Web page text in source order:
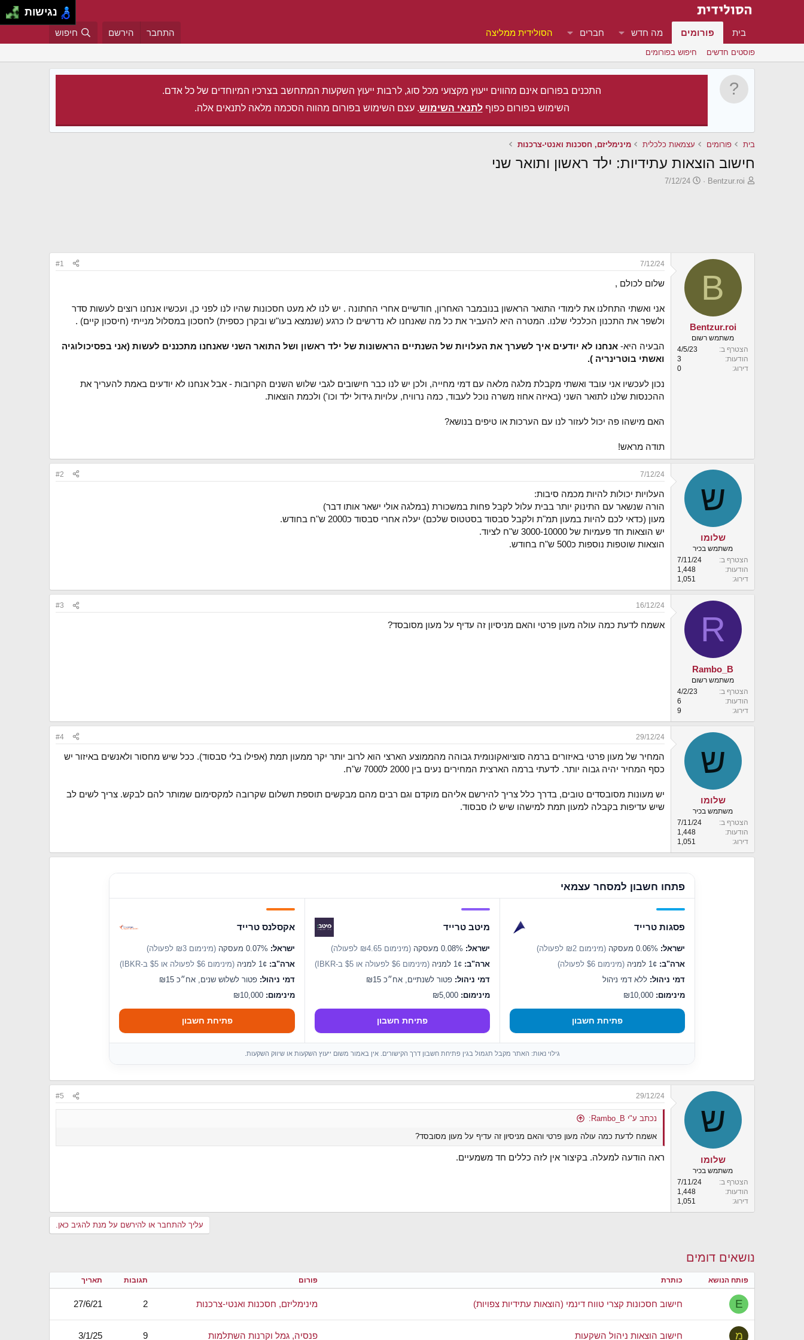
בית פורומים מה חדש חברים הסולידית ממליצה התחבר הירשם חיפוש
פוסטים חדשים חיפוש בפורומים
התכנים בפורום אינם מהווים ייעוץ מקצועי מכל סוג, לרבות ייעוץ השקעות המתחשב בצרכיו המיוחדים של כל אדם.
השימוש בפורום כפוףלתנאי השימוש. עצם השימוש בפורום מהווה הסכמה מלאה לתנאים אלה.
בית פורומים עצמאות כלכלית מינימליזם, חסכנות ואנטי-צרכנות
חישוב הוצאות עתידיות: ילד ראשון ותואר שני
פ
Bentzur.roi
פ
7/12/24
B
Bentzur.roi
משתמש רשום
הצטרף ב
4/5/23
הודעות
3
דירוג
0
7/12/24
#1
שלום לכולם ,
אני ואשתי התחלנו את לימודי התואר הראשון בנובמבר האחרון, חודשיים אחרי החתונה . יש לנו לא מעט חסכונות שהיו לנו לפני כן, ועכשיו אנחנו רוצים לעשות סדר
ולשפר את התכנון הכלכלי שלנו. המטרה היא להעביר את כל מה שאנחנו לא נדרשים לו כרגע (שנמצא בעו"ש ובקרן כספית) לחסכון במסלול מנייתי (חיסכון קיים) .
הבעיה היא- אנחנו לא יודעים איך לשערך את העלויות של השנתיים הראשונות של ילד ראשון ושל התואר השני שאנחנו מתכננים לעשות (אני בפסיכולוגיה
ואשתי בוטרינריה ).
נכון לעכשיו אני עובד ואשתי מקבלת מלגה מלאה עם דמי מחייה, ולכן יש לנו כבר חישובים לגבי שלוש השנים הקרובות - אבל אנחנו לא יודעים באמת להעריך את
ההכנסות שלנו לתואר השני (באיזה אחוז משרה נוכל לעבוד, כמה נרוויח, עלויות גידול ילד וכו') ולכמת הוצאות.
האם מישהו פה יכול לעזור לנו עם הערכות או טיפים בנושא?
תודה מראש!
ש
שלומו
משתמש בכיר
הצטרף ב
7/11/24
הודעות
1,448
דירוג
1,051
7/12/24
#2
העלויות יכולות להיות מכמה סיבות:
הורה שנשאר עם התינוק יותר בבית עלול לקבל פחות במשכורת (במלגה אולי ישאר אותו דבר)
מעון (כדאי לכם להיות במעון תמ"ת ולקבל סבסוד בסטטוס שלכם) יעלה אחרי סבסוד כ2000 ש"ח בחודש.
יש הוצאות חד פעמיות של 3000-10000 ש"ח לציוד.
הוצאות שוטפות נוספות כ500 ש"ח בחודש.
R
Rambo_B
משתמש רשום
הצטרף ב
4/2/23
הודעות
6
דירוג
9
16/12/24
#3
אשמח לדעת כמה עולה מעון פרטי והאם מניסיון זה עדיף על מעון מסובסד?
ש
שלומו
משתמש בכיר
הצטרף ב
7/11/24
הודעות
1,448
דירוג
1,051
29/12/24
#4
המחיר של מעון פרטי באיזורים ברמה סוציואקונומית גבוהה מהממוצע הארצי הוא לרוב יותר יקר ממעון תמת (אפילו בלי סבסוד). ככל שיש מחסור ולאנשים באיזור יש
כסף המחיר יהיה גבוה יותר. לדעתי ברמה הארצית המחירים נעים בין 2000 ל7000 ש"ח.
יש מעונות מסובסדים טובים, בדרך כלל צריך להירשם אליהם מוקדם וגם רבים מהם מבקשים תוספת תשלום שקרובה למקסימום שמותר להם לבקש. צריך לשים לב
שיש עדיפות בקבלה למעון תמת למישהו שיש לו סבסוד.
פתחו חשבון למסחר עצמאי
פסגות טרייד
ישראל:
(מינימום ₪2 לפעולה)
ארה"ב:
(מינימום $6 לפעולה)
דמי ניהול: ללא דמי ניהול
מינימום:
פתיחת חשבון
מיטב טרייד
ישראל:
(מינימום ₪4.65 לפעולה)
ארה"ב:
(מינימום $6 לפעולה או $5 ב-IBKR)
דמי ניהול: פטור לשנתיים, אח״כ ₪15
מינימום:
פתיחת חשבון
אקסלנס טרייד
ישראל:
(מינימום ₪3 לפעולה)
ארה"ב:
(מינימום $6 לפעולה או $5 ב-IBKR)
דמי ניהול: פטור לשלוש שנים, אח״כ ₪15
מינימום:
פתיחת חשבון
גילוי נאות: האתר מקבל תגמול בגין פתיחת חשבון דרך הקישורים. אין באמור משום ייעוץ השקעות או שיווק השקעות.
ש
שלומו
משתמש בכיר
הצטרף ב
7/11/24
הודעות
1,448
דירוג
1,051
29/12/24
#5
נכתב ע"י Rambo_B:
אשמח לדעת כמה עולה מעון פרטי והאם מניסיון זה עדיף על מעון מסובסד?
ראה הודעה למעלה. בקיצור אין לזה כללים חד משמעיים.
עליך להתחבר או להירשם על מנת להגיב כאן.
נושאים דומים
פותח הנושא כותרת פורום תגובות תאריך
E חישוב חסכונות קצרי טווח דינמי (הוצאות עתידיות צפויות) מינימליזם, חסכנות ואנטי-צרכנות 2
27/6/21
מ חישוב הוצאות ניהול השקעות פנסיה, גמל וקרנות השתלמות 9
3/1/25
נגישות